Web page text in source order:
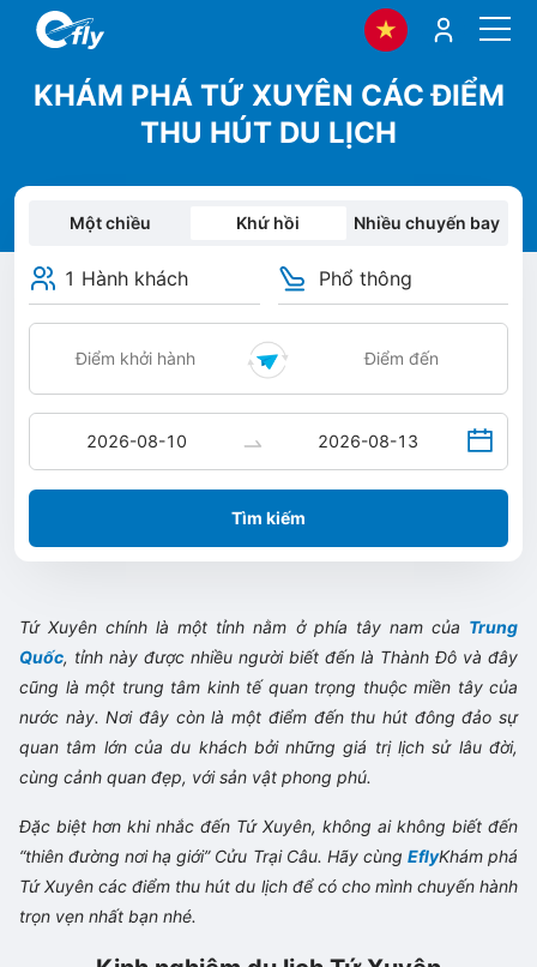
KHÁM PHÁ TỨ XUYÊN CÁC ĐIỂM
THU HÚT DU LỊCH
Một chiều Khứ hồi Nhiều chuyến bay
1 Hành khách Phổ thông
Tìm kiếm
Tứ Xuyên chính là một tỉnh nằm ở phía tây nam của Trung
Quốc, tỉnh này được nhiều người biết đến là Thành Đô và đây
cũng là một trung tâm kinh tế quan trọng thuộc miền tây của
nước này. Nơi đây còn là một điểm đến thu hút đông đảo sự
quan tâm lớn của du khách bởi những giá trị lịch sử lâu đời,
cùng cảnh quan đẹp, với sản vật phong phú.
Đặc biệt hơn khi nhắc đến Tứ Xuyên, không ai không biết đến
“thiên đường nơi hạ giới” Cửu Trại Câu. Hãy cùng EflyKhám phá
Tứ Xuyên các điểm thu hút du lịch để có cho mình chuyến hành
trọn vẹn nhất bạn nhé.